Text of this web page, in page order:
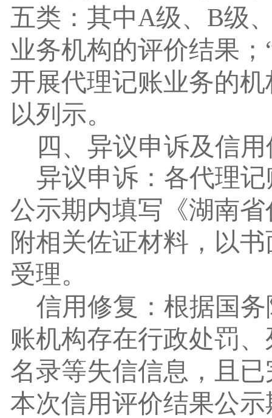
五类：其中A级、 B级
业务机构的评价结果
开展代理记账业务的
以列示。
四、异议申诉及信
异议申诉： 各代理
公示期内填写 《湖南
附相关佐证材料，以
受理。
信用修复：根据国
账机构存在行政处罚、
名录等失信信息 ，
且
本次信用评价结果公